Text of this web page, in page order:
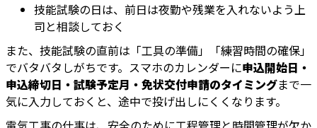
技能試験の日は、前日は夜勤や残業を入れないよう上
司と相談しておく
また、技能試験の直前は「工具の準備」「練習時間の確保」
でバタバタしがちです。スマホのカレンダーに申込開始日・
申込締切日・試験予定月・免状交付申請のタイミングまで一
気に入力しておくと、途中で投げ出しにくくなります。